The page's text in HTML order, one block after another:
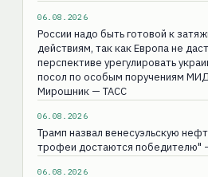
06.08.2026
России надо быть готовой к
действиям, так как Европа не
перспективе урегулировать
посол по особым поручениям
Мирошник — ТАСС
06.08.2026
Трамп назвал венесуэльскую
трофеи достаются победителю"
06.08.2026